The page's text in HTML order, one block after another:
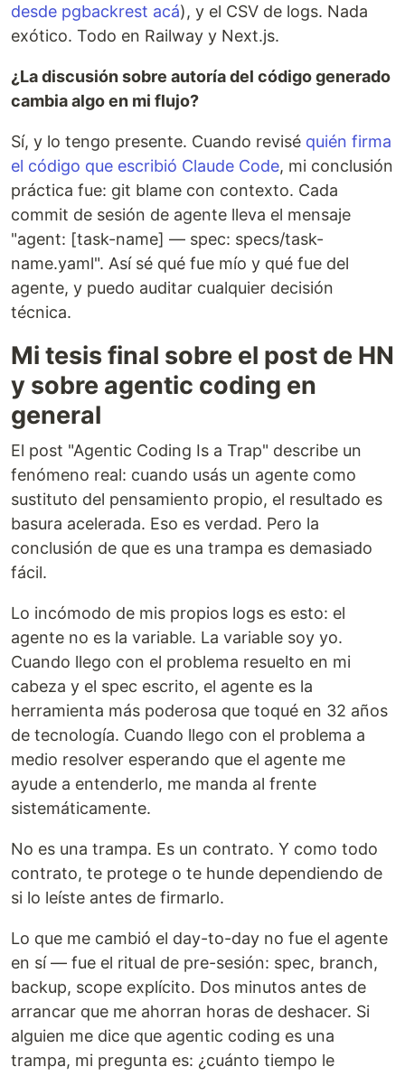
desde pgbackrest acá), y el CSV de logs. Nada
exótico. Todo en Railway y Next.js.
¿La discusión sobre autoría del código generado
cambia algo en mi flujo?
Sí, y lo tengo presente. Cuando revisé quién firma
el código que escribió Claude Code, mi conclusión
práctica fue: git blame con contexto. Cada
commit de sesión de agente lleva el mensaje
"agent: [task-name] — spec: specs/task-
name.yaml". Así sé qué fue mío y qué fue del
agente, y puedo auditar cualquier decisión
técnica.
Mi tesis final sobre el post de HN
y sobre agentic coding en
general
El post "Agentic Coding Is a Trap" describe un
fenómeno real: cuando usás un agente como
sustituto del pensamiento propio, el resultado es
basura acelerada. Eso es verdad. Pero la
conclusión de que es una trampa es demasiado
fácil.
Lo incómodo de mis propios logs es esto: el
agente no es la variable. La variable soy yo.
Cuando llego con el problema resuelto en mi
cabeza y el spec escrito, el agente es la
herramienta más poderosa que toqué en 32 años
de tecnología. Cuando llego con el problema a
medio resolver esperando que el agente me
ayude a entenderlo, me manda al frente
sistemáticamente.
No es una trampa. Es un contrato. Y como todo
contrato, te protege o te hunde dependiendo de
si lo leíste antes de firmarlo.
Lo que me cambió el day-to-day no fue el agente
en sí — fue el ritual de pre-sesión: spec, branch,
backup, scope explícito. Dos minutos antes de
arrancar que me ahorran horas de deshacer. Si
alguien me dice que agentic coding es una
trampa, mi pregunta es: ¿cuánto tiempo le